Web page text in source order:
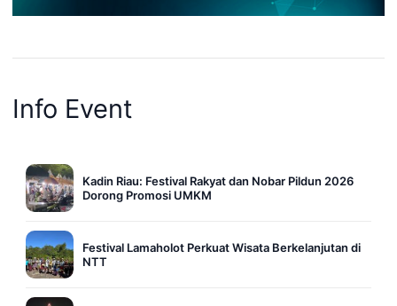
Info Event
Kadin Riau: Festival Rakyat dan Nobar Pildun 2026
Dorong Promosi UMKM
Festival Lamaholot Perkuat Wisata Berkelanjutan di
NTT